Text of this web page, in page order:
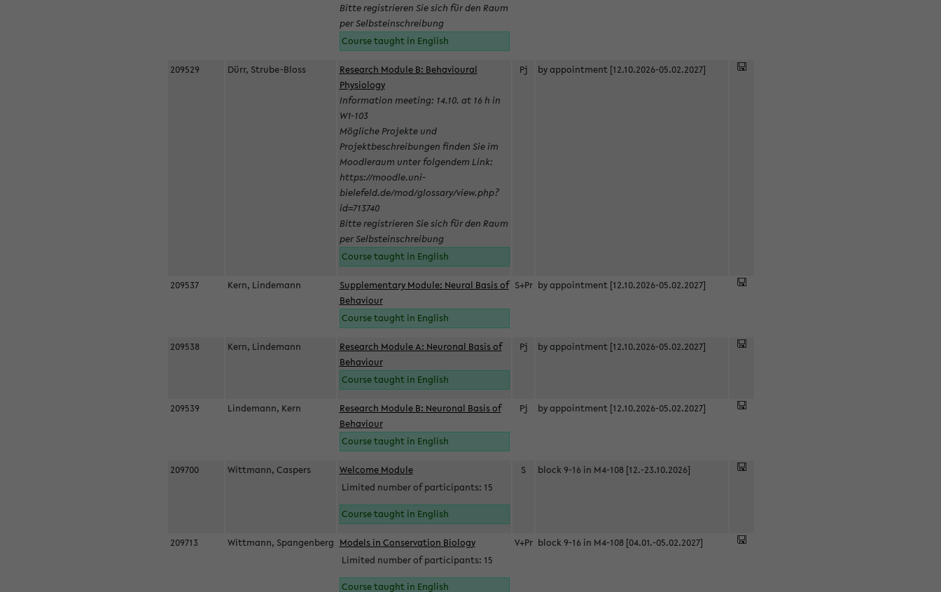
Bitte registrieren Sie sich für den Raum
per Selbsteinschreibung
Course taught in English
209529 Dürr, Strube-Bloss
Research Module B: Behavioural
Physiology
Information meeting: 14.10. at 16 h in
W1-103
Mögliche Projekte und
Projektbeschreibungen finden Sie im
Moodleraum unter folgendem Link:
https://moodle.uni-
bielefeld.de/mod/glossary/view.php?
id=713740
Bitte registrieren Sie sich für den Raum
per Selbsteinschreibung
Course taught in English
Pj by appointment [12.10.2026-05.02.2027]
209537 Kern, Lindemann
Supplementary Module: Neural Basis of
Behaviour
Course taught in English
S+Pr by appointment [12.10.2026-05.02.2027]
209538 Kern, Lindemann
Research Module A: Neuronal Basis of
Behaviour
Course taught in English
Pj by appointment [12.10.2026-05.02.2027]
209539 Lindemann, Kern
Research Module B: Neuronal Basis of
Behaviour
Course taught in English
Pj by appointment [12.10.2026-05.02.2027]
209700 Wittmann, Caspers
Welcome Module
Limited number of participants: 15
Course taught in English
S block 9-16 in M4-108 [12.-23.10.2026]
209713 Wittmann, Spangenberg Models in Conservation Biology
Limited number of participants: 15
Course taught in English
V+Pr block 9-16 in M4-108 [04.01.-05.02.2027]